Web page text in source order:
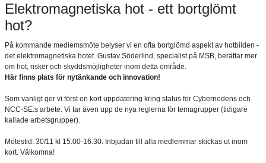
Elektromagnetiska hot - ett bortglömt
hot?
På kommande medlemsmöte belyser vi en ofta bortglömd aspekt av hotbilden -
det elektromagnetiska hotet. Gustav Söderlind, specialist på MSB, berättar mer
om hot, risker och skyddsmöjligheter inom detta område.
Här finns plats för nytänkande och innovation!
Som vanligt ger vi först en kort uppdatering kring status för Cybernodens och
NCC-SE:s arbete. Vi tar även upp de nya reglerna för temagrupper (tidigare
kallade arbetsgrupper).
Mötestid: 30/11 kl 15.00-16.30. Inbjudan till alla medlemmar skickas ut inom
kort. Välkomna!